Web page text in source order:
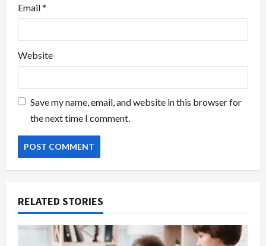
Email*
Website
Save my name, email, and website in this browser for
the next time I comment.
RELATED STORIES